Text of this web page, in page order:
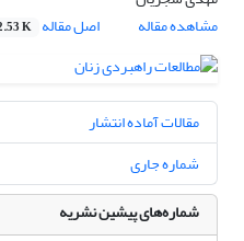
مشاهده مقاله
اصل مقاله K
مقالات آماده انتشار
شماره جاری
شماره‌های پیشین نشریه